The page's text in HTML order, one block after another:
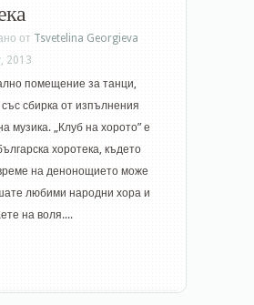
от Tsvetelina Georgieva
2013
помещение за танци,
сбирка от изпълнения
музика. „Клуб на хорото” е
хоротека, където
на денонощието може
любими народни хора и
на воля....